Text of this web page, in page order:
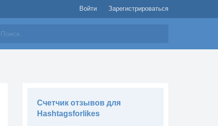
Войти Зарегистрироваться
Счетчик отзывов для
Hashtagsforlikes